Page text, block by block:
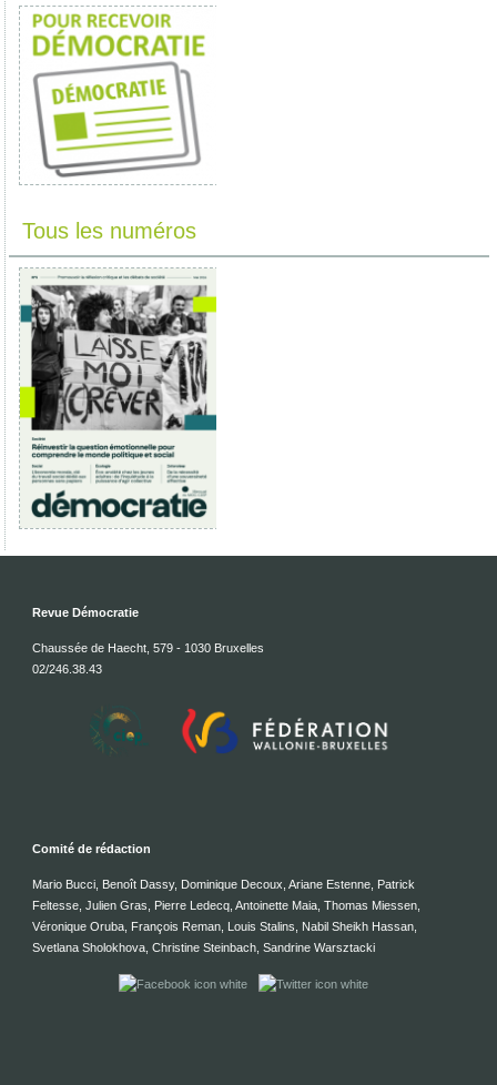
Tous les numéros
Revue Démocratie
Chaussée de Haecht, 579 - 1030 Bruxelles
02/246.38.43
Comité de rédaction
Mario Bucci, Benoît Dassy, Dominique Decoux, Ariane Estenne, Patrick
Feltesse, Julien Gras, Pierre Ledecq, Antoinette Maia, Thomas Miessen,
Véronique Oruba, François Reman, Louis Stalins, Nabil Sheikh Hassan,
Svetlana Sholokhova, Christine Steinbach, Sandrine Warsztacki